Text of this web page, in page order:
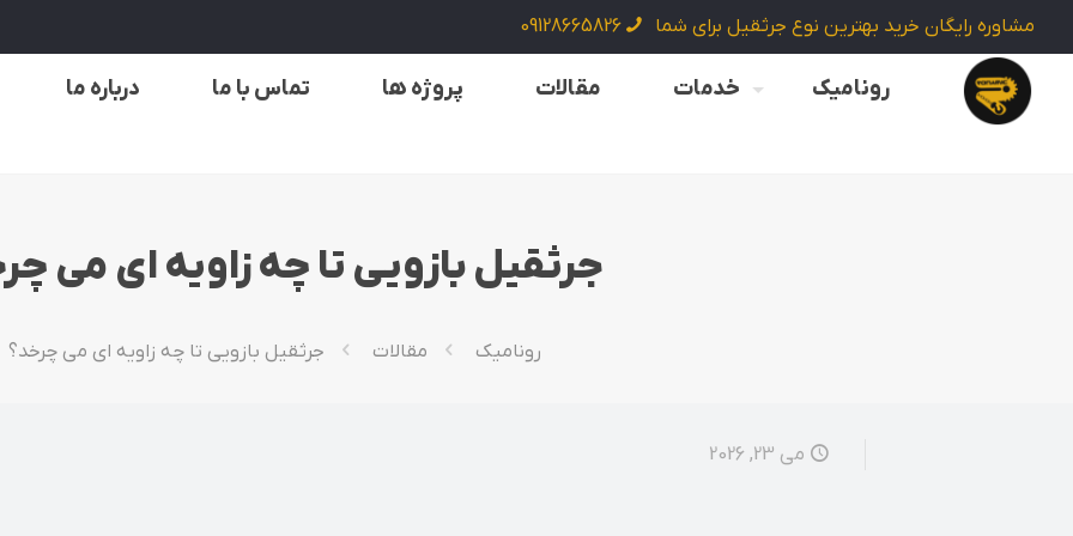
مشاوره رایگان خرید بهترین نوع جرثقیل برای شما 09128665826
رونامیک خدمات مقالات پروژه ها تماس با ما درباره ما
جرثقیل بازویی تا چه زاویه ای می
رونامیک مقالات جرثقیل بازویی تا چه زاویه ای می چرخد؟
می 23, 2026